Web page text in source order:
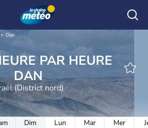
Dan
PAR HEURE
DAN
(District nord)
Dim
Lun
Mar
Mer